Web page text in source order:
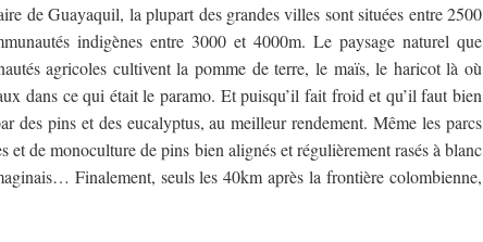
de Guayaquil, la plupart des grandes villes sont situées entre 2500
indigènes entre 3000 et 4000m. Le paysage naturel que
agricoles cultivent la pomme de terre, le maïs, le haricot là où
dans ce qui était le paramo. Et puisqu’il fait froid et qu’il faut bien
des pins et des eucalyptus, au meilleur rendement. Même les parcs
de monoculture de pins bien alignés et régulièrement rasés à blanc
Finalement, seuls les 40km après la frontière colombienne,